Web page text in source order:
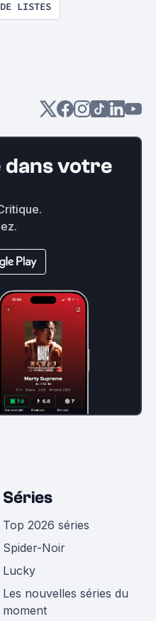
LISTES
votre
Séries
Top 2026 séries
Spider-Noir
Lucky
Les nouvelles séries du
moment